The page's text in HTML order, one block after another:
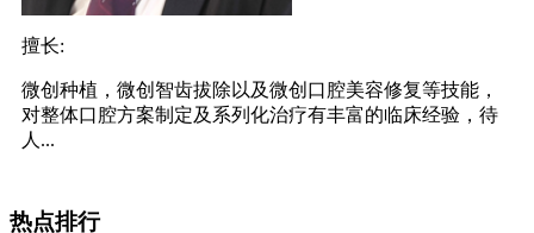
擅长:
微创种植，微创智齿拔除以及微创口腔美容修复等技能，
对整体口腔方案制定及系列化治疗有丰富的临床经验，待
人...
热点排行